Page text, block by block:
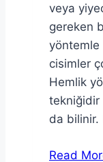
veya
gereken
yöntemle
cisimler
Hemlik
tekniğidir
da bilinir.
Read